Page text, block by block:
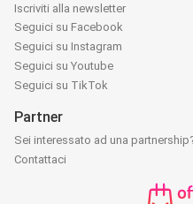
Iscriviti alla newsletter
Seguici su Facebook
Seguici su Instagram
Seguici su Youtube
Seguici su TikTok
Partner
Sei interessato ad una
Contattaci